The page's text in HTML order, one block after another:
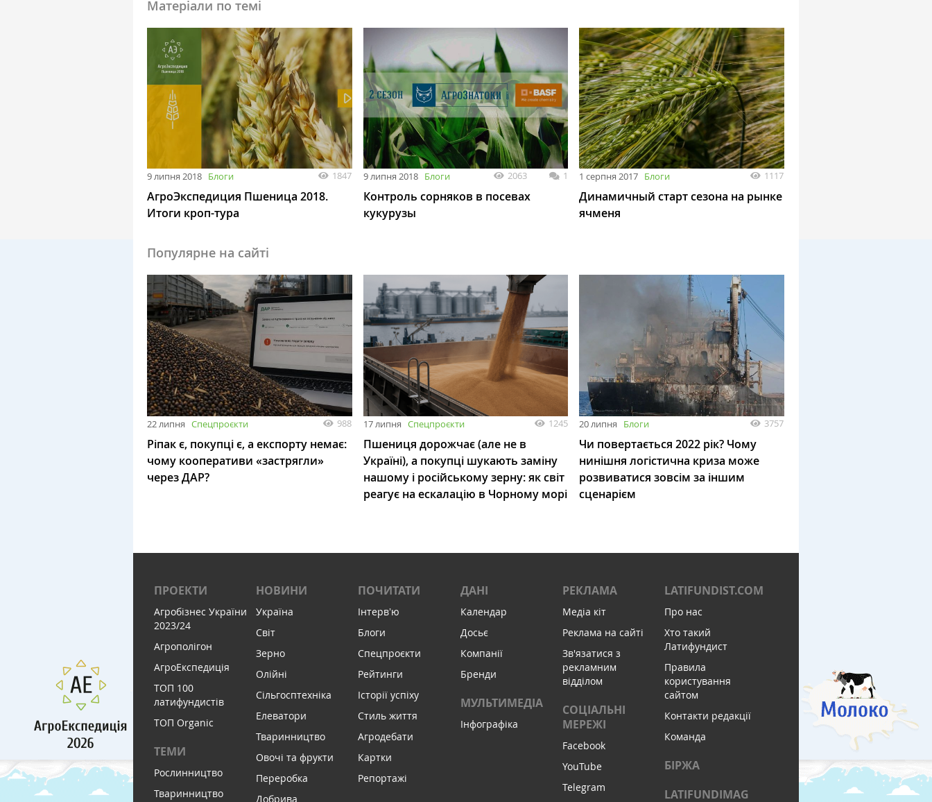
Матеріали по темі
9 липня 2018 Блоги 1847
АгроЭкспедиция Пшеница 2018.
Итоги кроп-тура
9 липня 2018 Блоги 2063 1
Контроль сорняков в посевах
кукурузы
1 серпня 2017 Блоги 1117
Динамичный старт сезона на рынке
ячменя
Популярне на сайті
22 липня Спецпроєкти 988
Ріпак є, покупці є, а експорту немає:
чому кооперативи «застрягли»
через ДАР?
17 липня Спецпроєкти 1245
Пшениця дорожчає (але не в
Україні), а покупці шукають заміну
нашому і російському зерну: як світ
реагує на ескалацію в Чорному морі
20 липня Блоги 3757
Чи повертається 2022 рік? Чому
нинішня логістична криза може
розвиватися зовсім за іншим
сценарієм
ПРОЕКТИ
Агробізнес України
2023/24
Агрополігон
АгроЕкспедиція
ТОП 100
латифундистів
ТОП Organic
ТЕМИ
Рослинництво
Тваринництво
НОВИНИ
Україна
Світ
Зерно
Олійні
Сільгосптехніка
Елеватори
Тваринництво
Овочі та фрукти
Переробка
Добрива
ПОЧИТАТИ
Інтервʼю
Блоги
Спецпроєкти
Рейтинги
Історії успіху
Стиль життя
Агродебати
Картки
Репортажі
ДАНІ
Календар
Досьє
Компанії
Бренди
МУЛЬТИМЕДІА
Інфографіка
РЕКЛАМА
Медіа кіт
Реклама на сайті
Зв'язатися з
рекламним
відділом
СОЦІАЛЬНІ
МЕРЕЖІ
Facebook
YouTube
Telegram
LATIFUNDIST.COM
Про нас
Хто такий
Латифундист
Правила
користування
сайтом
Контакти редакції
Команда
БІРЖА
LATIFUNDIMAG